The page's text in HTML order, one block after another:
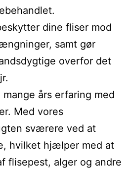
dine fliser mod
samt gør
overfor det
mange års erfaring med
Med vores
sværere ved at
hvilket hjælper med at
flisepest, alger og andre